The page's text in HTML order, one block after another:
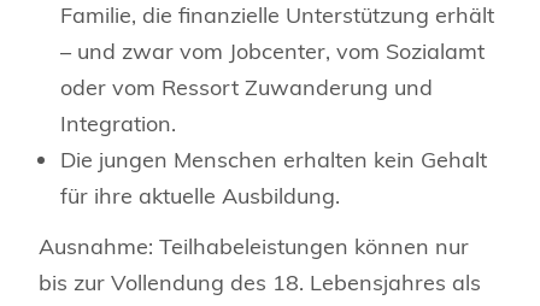
Familie, die finanzielle Unterstützung erhält
– und zwar vom Jobcenter, vom Sozialamt
oder vom Ressort Zuwanderung und
Integration.
Die jungen Menschen erhalten kein Gehalt
für ihre aktuelle Ausbildung.
Ausnahme: Teilhabeleistungen können nur
bis zur Vollendung des 18. Lebensjahres als